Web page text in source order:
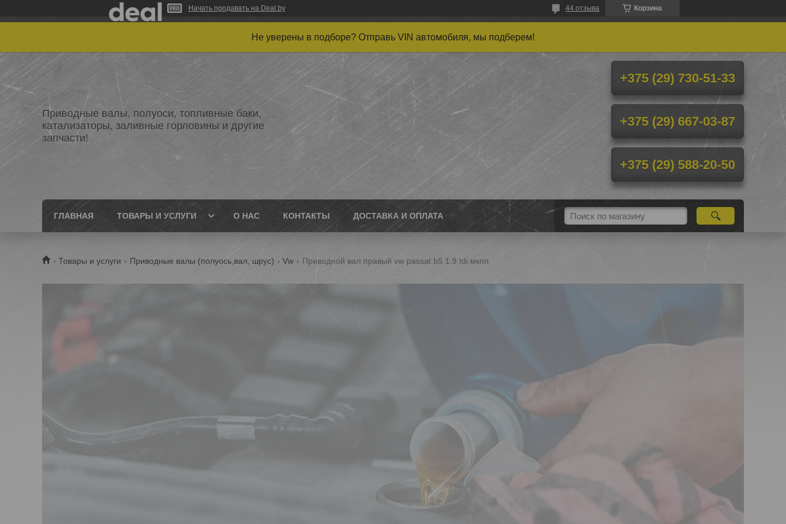
Начать продавать на Deal.by Корзина
44 отзыва
Не уверены в подборе? Отправь VIN автомобиля, мы подберем!
Приводные валы, полуоси, топливные баки,
катализаторы, заливные горловины и другие
запчасти!
+375 (29) 730-51-33
+375 (29) 667-03-87
+375 (29) 588-20-50
ГЛАВНАЯ ТОВАРЫ И УСЛУГИ О НАС КОНТАКТЫ ДОСТАВКА И ОПЛАТА
Товары и услуги Приводные валы (полуось,вал, шрус) Vw Приводной вал правый vw passat b5 1.9 tdi мкпп